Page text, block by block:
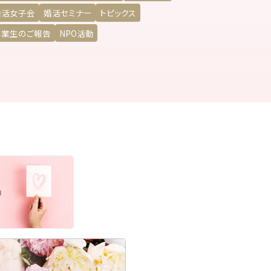
女子会 婚活セミナー
トピックス
生のご報告
NPO活動